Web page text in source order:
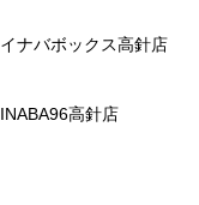
イナバボックス高針店
INABA96高針店